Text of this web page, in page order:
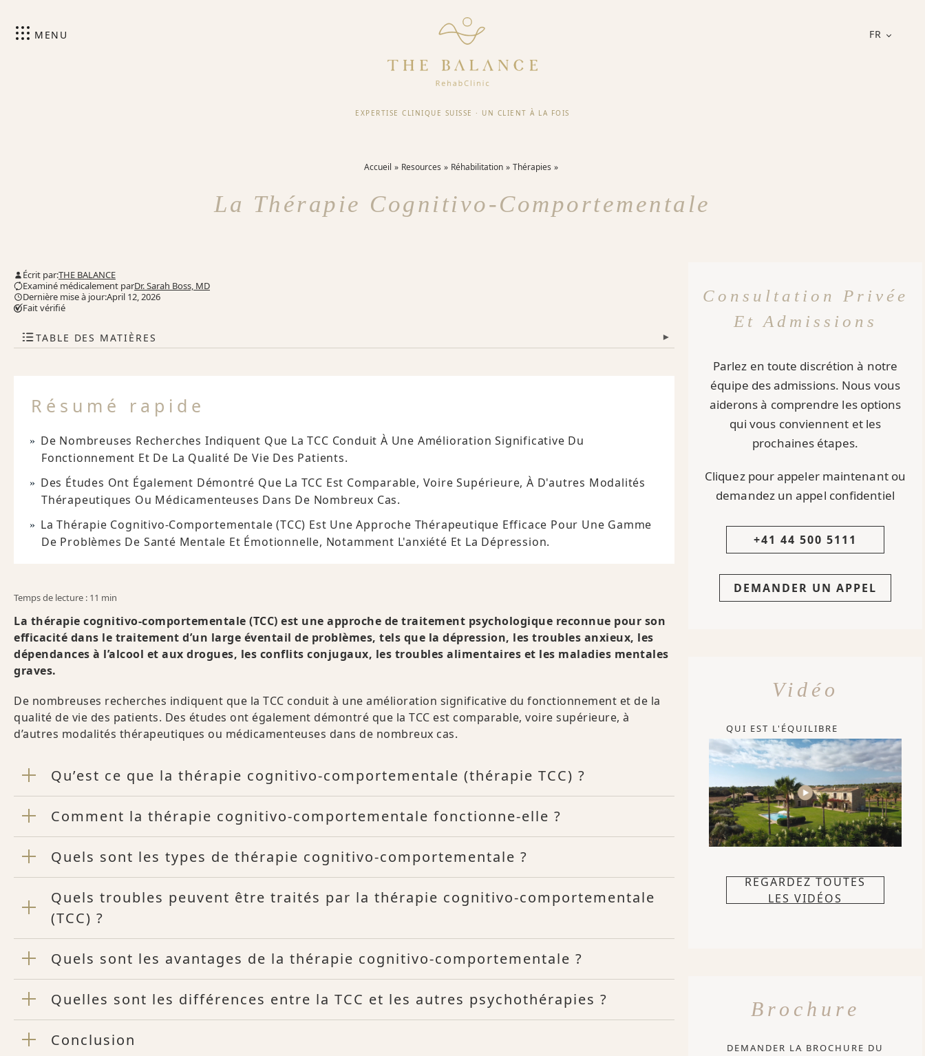
FR
MENU
EXPERTISE CLINIQUE SUISSE · UN CLIENT À LA FOIS
Accueil Resources Réhabilitation Thérapies
La Thérapie Cognitivo-Comportementale
Écrit par:THE BALANCE
Examiné médicalement parDr. Sarah Boss, MD
Dernière mise à jour:April 12, 2026
Fait vérifié
TABLE DES MATIÈRES ▾
Résumé rapide
De Nombreuses Recherches Indiquent Que La TCC Conduit À Une Amélioration Significative Du
Fonctionnement Et De La Qualité De Vie Des Patients.
Des Études Ont Également Démontré Que La TCC Est Comparable, Voire Supérieure, À D'autres Modalités
Thérapeutiques Ou Médicamenteuses Dans De Nombreux Cas.
La Thérapie Cognitivo-Comportementale (TCC) Est Une Approche Thérapeutique Efficace Pour Une Gamme
De Problèmes De Santé Mentale Et Émotionnelle, Notamment L'anxiété Et La Dépression.
Temps de lecture : 11 min
La thérapie cognitivo-comportementale (TCC) est une approche de traitement psychologique reconnue pour son
efficacité dans le traitement d’un large éventail de problèmes, tels que la dépression, les troubles anxieux, les
dépendances à l’alcool et aux drogues, les conflits conjugaux, les troubles alimentaires et les maladies mentales
graves.
De nombreuses recherches indiquent que la TCC conduit à une amélioration significative du fonctionnement et de la
qualité de vie des patients. Des études ont également démontré que la TCC est comparable, voire supérieure, à
d’autres modalités thérapeutiques ou médicamenteuses dans de nombreux cas.
Qu’est ce que la thérapie cognitivo-comportementale (thérapie TCC) ?
Comment la thérapie cognitivo-comportementale fonctionne-elle ?
Quels sont les types de thérapie cognitivo-comportementale ?
Quels troubles peuvent être traités par la thérapie cognitivo-comportementale
(TCC) ?
Quels sont les avantages de la thérapie cognitivo-comportementale ?
Quelles sont les différences entre la TCC et les autres psychothérapies ?
Conclusion
Consultation Privée
Et Admissions
Parlez en toute discrétion à notre
équipe des admissions. Nous vous
aiderons à comprendre les options
qui vous conviennent et les
prochaines étapes.
Cliquez pour appeler maintenant ou
demandez un appel confidentiel
+41 44 500 5111
DEMANDER UN APPEL
Vidéo
QUI EST L'ÉQUILIBRE
REGARDEZ TOUTES
LES VIDÉOS
Brochure
DEMANDER LA BROCHURE DU